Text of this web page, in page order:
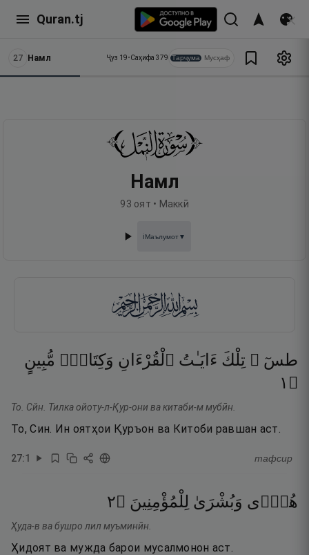
Quran.tj
27 Намл Ҷуз 19•Саҳифа 379 Тарҷума Мусҳаф
Намл
93 оят • Маккӣ
ℹ️Маълумот▼
طسٓ ۚ تِلْكَ ءَايَـٰتُ ٱلْقُرْءَانِ وَكِتَابٍۢ مُّبِينٍ
۝ ١
То. Сйн. Тилка ойоту-л-Қур-они ва китаби-м мубӣн.
То, Син. Ин оятҳои Қуръон ва Китоби равшан аст.
27:1 тафсир
هُدًۭى وَبُشْرَىٰ لِلْمُؤْمِنِينَ ۝٢
Ҳуда-в ва бушро лил муъминӣн.
Ҳидоят ва мужда барои мусалмонон аст.